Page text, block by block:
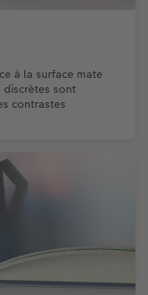
à la surface mate
sont
contrastes